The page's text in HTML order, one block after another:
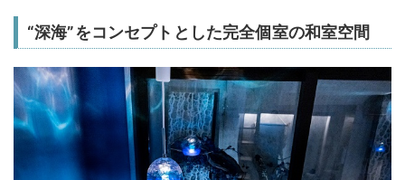
“深海”をコンセプトとした完全個室の和室空間